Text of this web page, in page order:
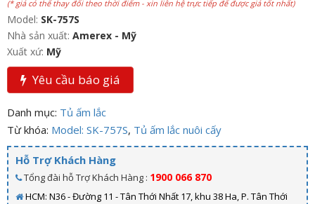
(* giá có thể thay đổi theo thời điểm - xin liên hệ trực tiếp để được giá tốt nhất)
Model: SK-757S
Nhà sản xuất: Amerex - Mỹ
Xuất xứ: Mỹ
Yêu cầu báo giá
Danh mục: Tủ ấm lắc
Từ khóa: Model: SK-757S, Tủ ấm lắc nuôi cấy
Hỗ Trợ Khách Hàng
Tổng đài hỗ Trợ Khách Hàng : 1900 066 870
HCM: N36 - Đường 11 - Tân Thới Nhất 17, khu 38 Ha, P. Tân Thới